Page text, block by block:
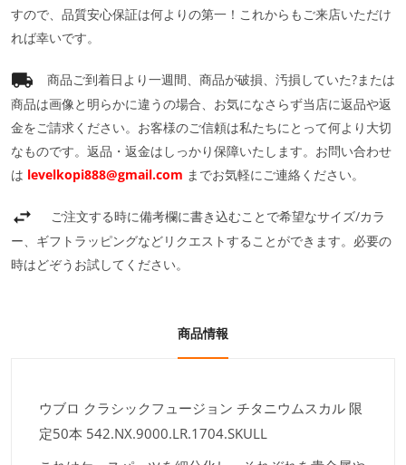
すので、品質安心保証は何よりの第一！これからもご来店いただけ
れば幸いです。
商品ご到着日より一週間、商品が破損、汚損していた?または
商品は画像と明らかに違うの場合、お気になさらず当店に返品や返
金をご請求ください。お客様のご信頼は私たちにとって何より大切
なものです。返品・返金はしっかり保障いたします。お問い合わせ
は levelkopi888@gmail.com までお気軽にご連絡ください。
ご注文する時に備考欄に書き込むことで希望なサイズ/カラ
ー、ギフトラッピングなどリクエストすることができます。必要の
時はどぞうお試してください。
商品情報
ウブロ クラシックフュージョン チタニウムスカル 限
定50本 542.NX.9000.LR.1704.SKULL